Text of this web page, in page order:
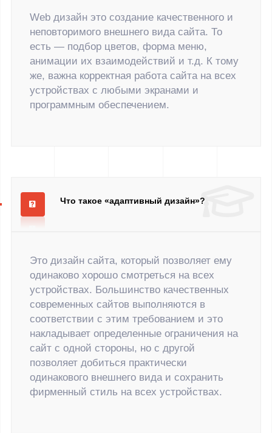
Web дизайн это создание качественного и
неповторимого внешнего вида сайта. То
есть — подбор цветов, форма меню,
анимации их взаимодействий и т.д. К тому
же, важна корректная работа сайта на всех
устройствах с любыми экранами и
программным обеспечением.
Что такое «адаптивный дизайн»?
Это дизайн сайта, который позволяет ему
одинаково хорошо смотреться на всех
устройствах. Большинство качественных
современных сайтов выполняются в
соответствии с этим требованием и это
накладывает определенные ограничения на
сайт с одной стороны, но с другой
позволяет добиться практически
одинакового внешнего вида и сохранить
фирменный стиль на всех устройствах.